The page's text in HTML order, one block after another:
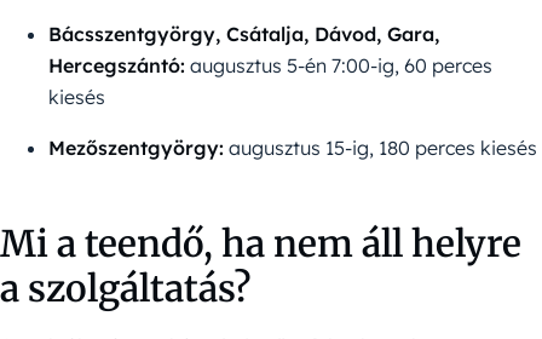
Bácsszentgyörgy, Csátalja, Dávod, Gara,
Hercegszántó: augusztus 5-én 7:00-ig, 60 perces
kiesés
Mezőszentgyörgy: augusztus 15-ig, 180 perces kiesés
Mi a teendő, ha nem áll helyre
a szolgáltatás?